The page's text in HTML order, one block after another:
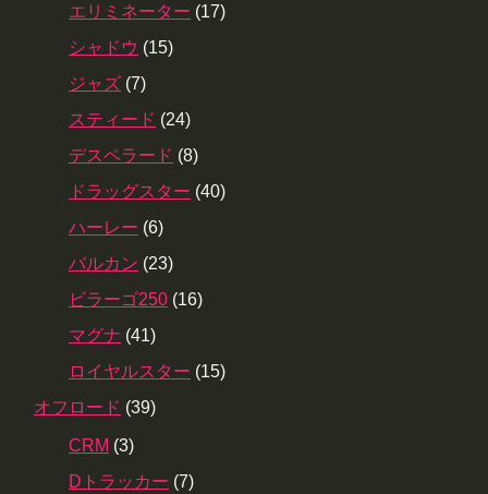
エリミネーター (17)
シャドウ (15)
ジャズ (7)
スティード (24)
デスペラード (8)
ドラッグスター (40)
ハーレー (6)
バルカン (23)
ビラーゴ250 (16)
マグナ (41)
ロイヤルスター (15)
オフロード (39)
CRM (3)
Dトラッカー (7)